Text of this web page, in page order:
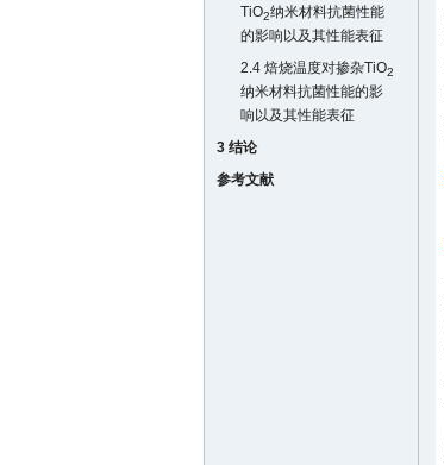
TiO2纳米材料抗菌性能
的影响以及其性能表征
2.4 焙烧温度对掺杂TiO2
纳米材料抗菌性能的影
响以及其性能表征
3 结论
参考文献